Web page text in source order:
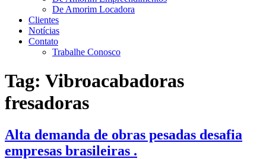
De Amorim Locadora
Clientes
Notícias
Contato
Trabalhe Conosco
Tag: Vibroacabadoras
fresadoras
Alta demanda de obras pesadas desafia
empresas brasileiras .